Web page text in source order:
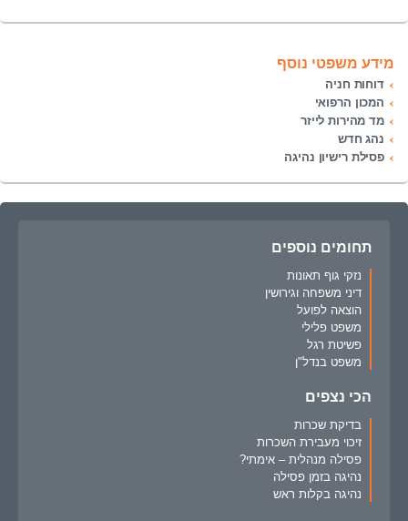
מידע משפטי נוסף
דוחות חניה
המכון הרפואי
מד מהירות לייזר
נהג חדש
פסילת רישיון נהיגה
תחומים נוספים
נזקי גוף תאונות
דיני משפחה וגירושין
הוצאה לפועל
משפט פלילי
פשיטת רגל
משפט בנדל"ן
הכי נצפים
בדיקת שכרות
זיכוי מעבירת השכרות
פסילה מנהלית – אימתי?
נהיגה בזמן פסילה
נהיגה בקלות ראש